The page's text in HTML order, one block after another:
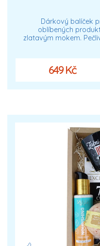
Dárkový balíček
oblíbených
zlatavým mokem.
649 Kč